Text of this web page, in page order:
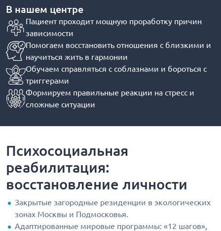
В нашем центре
Пациент проходит мощную проработку причин
зависимости
Помогаем восстановить отношения с близкими и
научиться жить в гармонии
Обучаем справляться с соблазнами и бороться с
триггерами
Формируем правильные реакции на стресс и
сложные ситуации
Психосоциальная
реабилитация:
восстановление личности
Закрытые загородные резиденции в экологических
зонах Москвы и Подмосковья.
Адаптированные мировые программы: «12 шагов»,